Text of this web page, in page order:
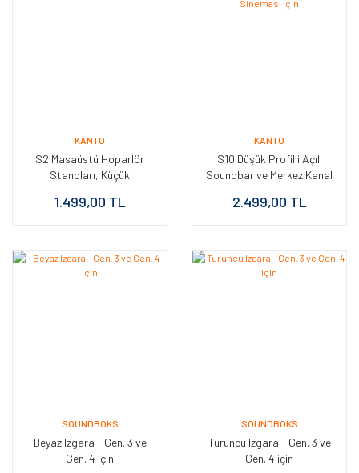
KANTO
S2 Masaüstü Hoparlör
Standları, Küçük
(Çift)
1.499,00 TL
KANTO
S10 Düşük Profilli Açılı
Soundbar ve Merkez Kanal
Sineması İçin
2.499,00 TL
SOUNDBOKS
Beyaz Izgara - Gen. 3 ve
Gen. 4 için
SOUNDBOKS
Turuncu Izgara - Gen. 3 ve
Gen. 4 için